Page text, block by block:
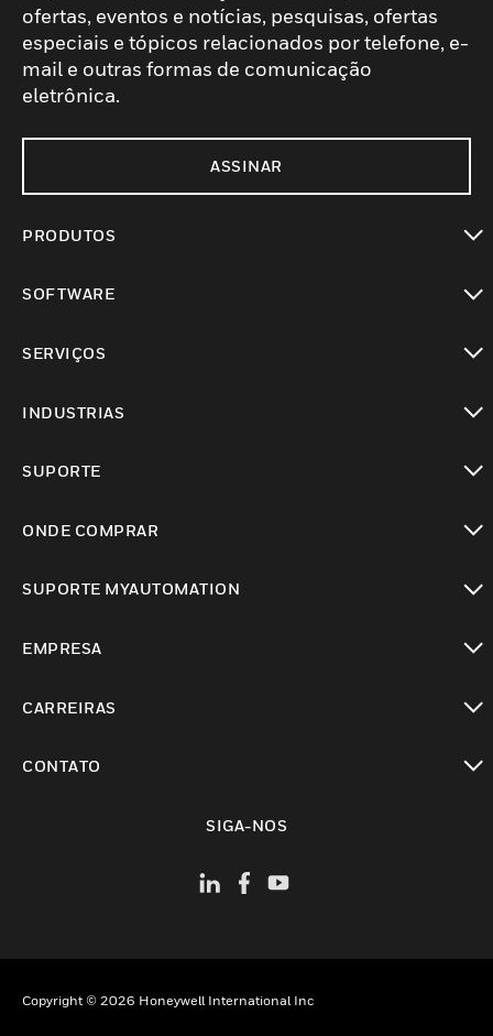
ofertas, eventos e notícias, pesquisas, ofertas
especiais e tópicos relacionados por telefone, e-
mail e outras formas de comunicação
eletrônica.
ASSINAR
PRODUTOS
SOFTWARE
SERVIÇOS
INDUSTRIAS
SUPORTE
ONDE COMPRAR
SUPORTE MYAUTOMATION
EMPRESA
CARREIRAS
CONTATO
SIGA-NOS
Copyright © 2026 Honeywell International Inc